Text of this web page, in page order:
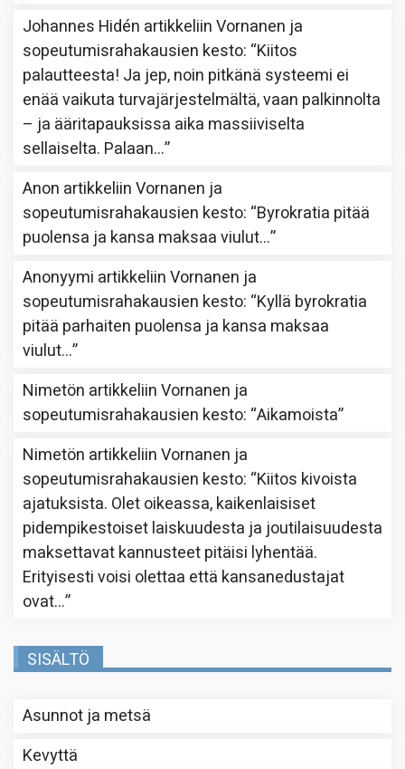
Johannes Hidén artikkeliinVornanen ja
sopeutumisrahakausien kesto: “Kiitos
palautteesta! Ja jep, noin pitkänä systeemi ei
enää vaikuta turvajärjestelmältä, vaan palkinnolta
– ja ääritapauksissa aika massiiviselta
sellaiselta. Palaan…”
Anon artikkeliinVornanen ja
sopeutumisrahakausien kesto: “Byrokratia pitää
puolensa ja kansa maksaa viulut…”
Anonyymi artikkeliinVornanen ja
sopeutumisrahakausien kesto: “Kyllä byrokratia
pitää parhaiten puolensa ja kansa maksaa
viulut…”
Nimetön artikkeliinVornanen ja
sopeutumisrahakausien kesto: “Aikamoista”
Nimetön artikkeliinVornanen ja
sopeutumisrahakausien kesto: “Kiitos kivoista
ajatuksista. Olet oikeassa, kaikenlaisiset
pidempikestoiset laiskuudesta ja joutilaisuudesta
maksettavat kannusteet pitäisi lyhentää.
Erityisesti voisi olettaa että kansanedustajat
ovat…”
SISÄLTÖ
Asunnot ja metsä
Kevyttä